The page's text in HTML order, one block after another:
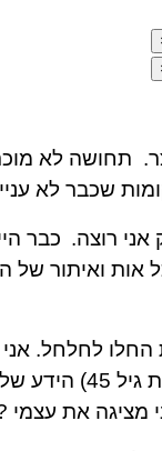
תחושה לא
שכבר לא
רוצה.כבר
ואיתור של
לחלחל. אני
(בכל זאת עברתי את
את עצמי ?